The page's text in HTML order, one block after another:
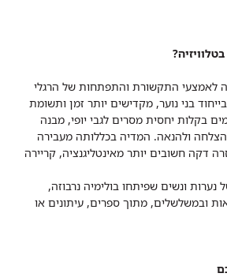
לאמצעי התקשורת והתפתחות של הרגלי
בני נוער, מקדישים יותר זמן ותשומת
בקלות יחסית מסרים לגבי יופי, מבנה
ולהנאה. המדיה בכללותה מעבירה
דקה חשובים יותר מאינטליגנציה, קריירה
ונשים שפיתחו בולימיה נרבוזה,
ובמשלשלים, מתוך ספרים, עיתונים או